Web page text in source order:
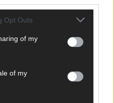
Opt Outs
of my
of my